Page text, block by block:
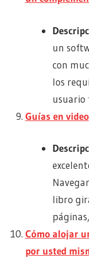
un
con
los
usuario
Guías en video
libro
Cómo alojar
por usted